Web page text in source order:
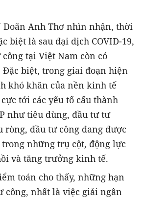
Doãn Anh Thơ nhìn nhận, thời
biệt là sau đại dịch COVID-19,
tại Việt Nam còn có
biệt, trong giai đoạn hiện
khó khăn của nền kinh tế
tới các yếu tố cấu thành
như tiêu dùng, đầu tư tư
ròng, đầu tư công đang được
những trụ cột, động lực
và tăng trưởng kinh tế.
toán cho thấy, những hạn
công, nhất là việc giải ngân